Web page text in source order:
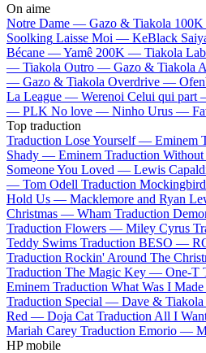
On aime
Notre Dame — Gazo & Tiakola
Soolking Laisse Moi — KeBlack
Bécane —Yamê 200K — Tiakola
— Tiakola Outro — Gazo & Tiakola
— Gazo & Tiakola Overdrive —
La League — Werenoi Celui qui part
— PLK No love — Ninho Urus —
Top traduction
Traduction Lose Yourself — Eminem
Shady — Eminem Traduction
Someone You Loved — Lewis
— Tom Odell Traduction
Hold Us — Macklemore and Ryan
Christmas — Wham Traduction
Traduction Flowers — Miley Cyrus
Teddy Swims Traduction BESO —
Traduction Rockin' Around The
Traduction The Magic Key — One-T
Eminem Traduction What Was I
Traduction Special — Dave & Tiakola
Red — Doja Cat Traduction All I
Mariah Carey Traduction Emorio —
HP mobile